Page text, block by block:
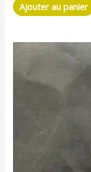
Ajouter au panier